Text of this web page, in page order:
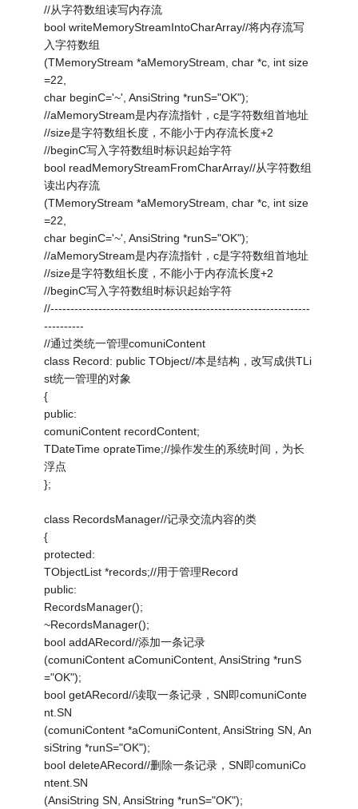
//从字符数组读写内存流
bool writeMemoryStreamIntoCharArray//将内存流写
入字符数组
(TMemoryStream *aMemoryStream, char *c, int size
=22,
char beginC='~', AnsiString *runS="OK");
//aMemoryStream是内存流指针，c是字符数组首地址
//size是字符数组长度，不能小于内存流长度+2
//beginC写入字符数组时标识起始字符
bool readMemoryStreamFromCharArray//从字符数组
读出内存流
(TMemoryStream *aMemoryStream, char *c, int size
=22,
char beginC='~', AnsiString *runS="OK");
//aMemoryStream是内存流指针，c是字符数组首地址
//size是字符数组长度，不能小于内存流长度+2
//beginC写入字符数组时标识起始字符
//-----------------------------------------------------------------
----------
//通过类统一管理comuniContent
class Record: public TObject//本是结构，改写成供TLi
st统一管理的对象
{
public:
comuniContent recordContent;
TDateTime oprateTime;//操作发生的系统时间，为长
浮点
};
class RecordsManager//记录交流内容的类
{
protected:
TObjectList *records;//用于管理Record
public:
RecordsManager();
~RecordsManager();
bool addARecord//添加一条记录
(comuniContent aComuniContent, AnsiString *runS
="OK");
bool getARecord//读取一条记录，SN即comuniConte
nt.SN
(comuniContent *aComuniContent, AnsiString SN, An
siString *runS="OK");
bool deleteARecord//删除一条记录，SN即comuniCo
ntent.SN
(AnsiString SN, AnsiString *runS="OK");